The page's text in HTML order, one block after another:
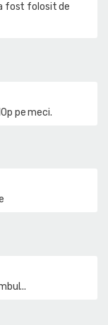
fost folosit de
pe meci.